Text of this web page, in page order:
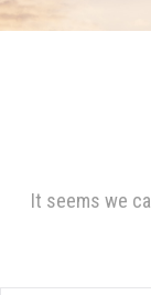
It seems we